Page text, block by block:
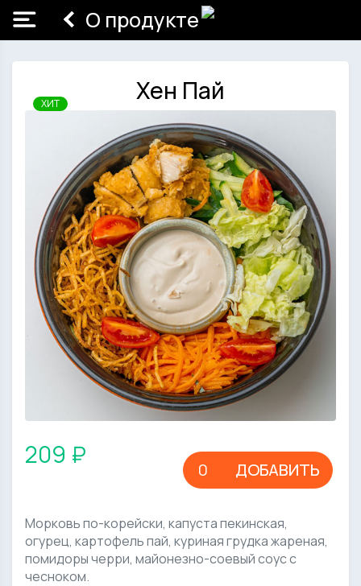
О продукте
Хен Пай
ХИТ
209 ₽
ДОБАВИТЬ
Морковь по-корейски, капуста пекинская,
огурец, картофель пай, куриная грудка жареная,
помидоры черри, майонезно-соевый соус с
чесноком.